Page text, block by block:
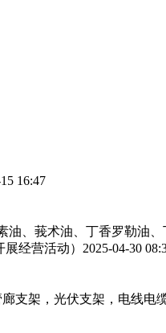
16:47
、莪术油、丁香罗勒油
经营活动） 2025-04-30
支架，光伏支架，电线